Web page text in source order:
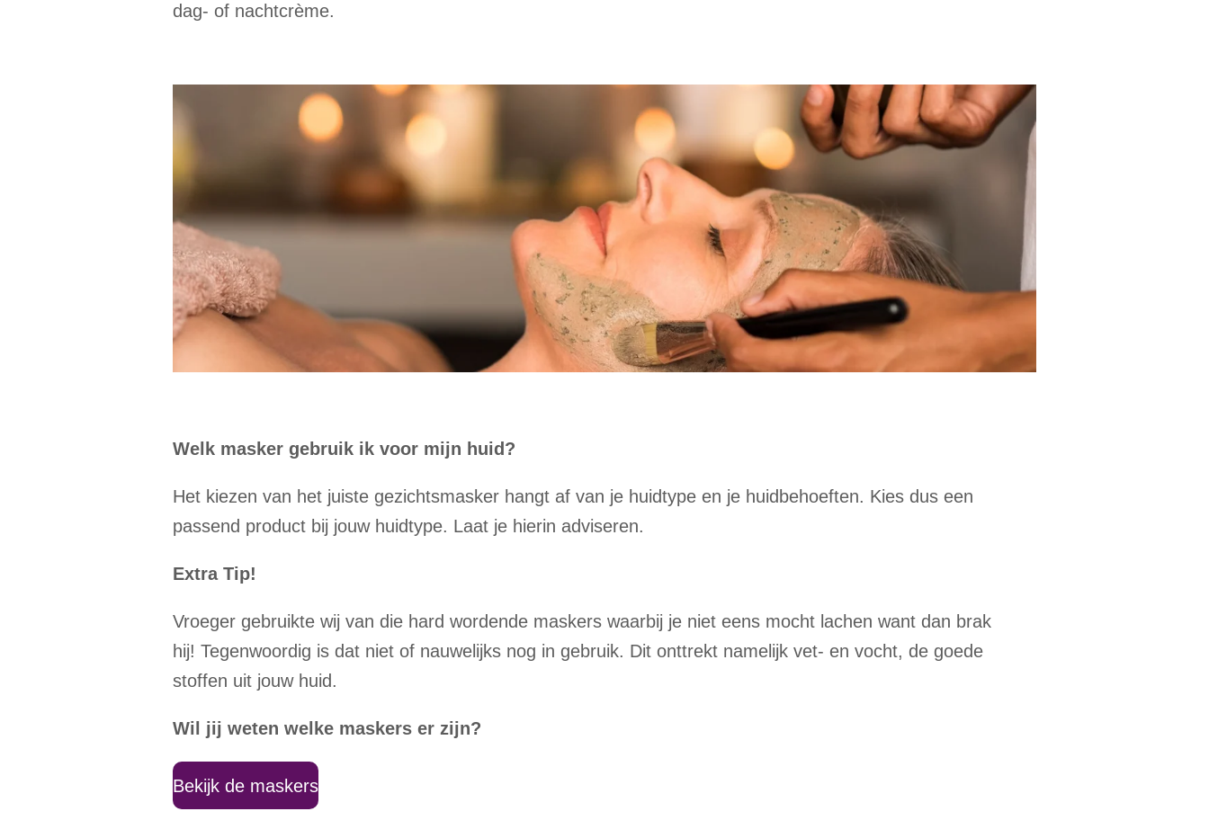
dag- of nachtcrème.
Welk masker gebruik ik voor mijn huid?
Het kiezen van het juiste gezichtsmasker hangt af van je huidtype en je huidbehoeften. Kies dus een
passend product bij jouw huidtype. Laat je hierin adviseren.
Extra Tip!
Vroeger gebruikte wij van die hard wordende maskers waarbij je niet eens mocht lachen want dan brak
hij! Tegenwoordig is dat niet of nauwelijks nog in gebruik. Dit onttrekt namelijk vet- en vocht, de goede
stoffen uit jouw huid.
Wil jij weten welke maskers er zijn?
Bekijk de maskers